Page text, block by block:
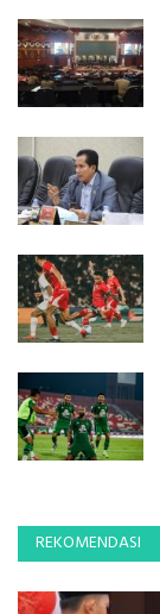
REKOMENDASI